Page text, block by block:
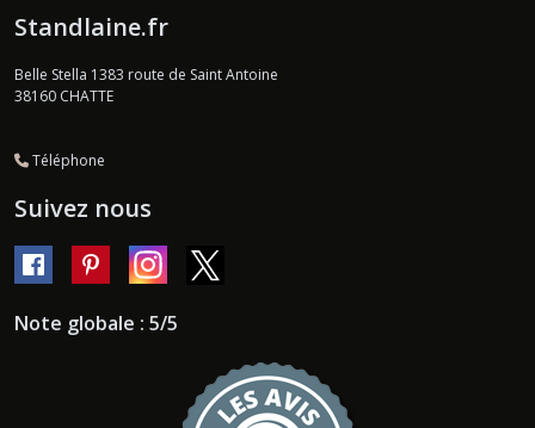
Standlaine.fr
Belle Stella 1383 route de Saint Antoine
38160 CHATTE
Téléphone
Suivez nous
Note globale : 5/5